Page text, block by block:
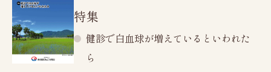
ご予約から検査まで
検査結果の見方
料金のご案内
特集
健診で白血球が増えているといわれた
ら